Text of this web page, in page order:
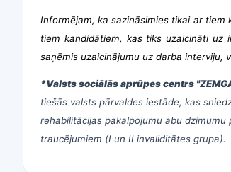
Informējam, ka sazināsimies tikai ar
tiem kandidātiem, kas tiks uzaicināti uz
saņēmis uzaicinājumu uz darba
*Valsts sociālās aprūpes centrs
tiešās valsts pārvaldes iestāde, kas
rehabilitācijas pakalpojumu abu
traucējumiem (I un II invaliditātes grupa).